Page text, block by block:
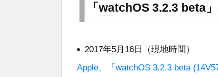
「watchOS 3.2.3 beta
2017年5月16日（現地時間）
Apple、「watchOS 3.2.3 beta